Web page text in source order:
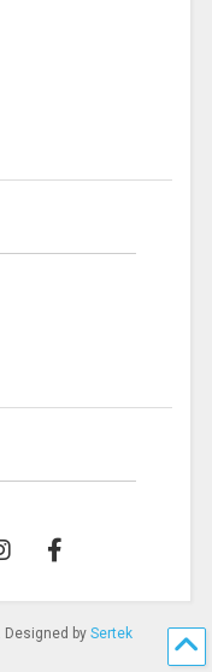
by Sertek